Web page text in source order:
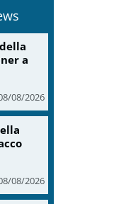
a
08/2026
08/2026